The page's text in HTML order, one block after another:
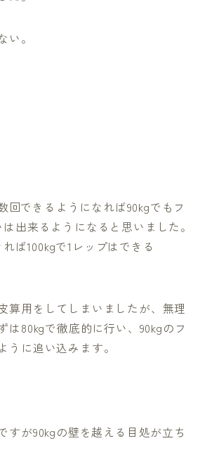
い。
回できるようになれば90kgでもフ
出来るようになると思いました。
ば100kgで1レップはできる
算用をしてしまいましたが、無理
は80kgで徹底的に行い、90kgのフ
うに追い込みます。
すが90kgの壁を越える目処が立ち